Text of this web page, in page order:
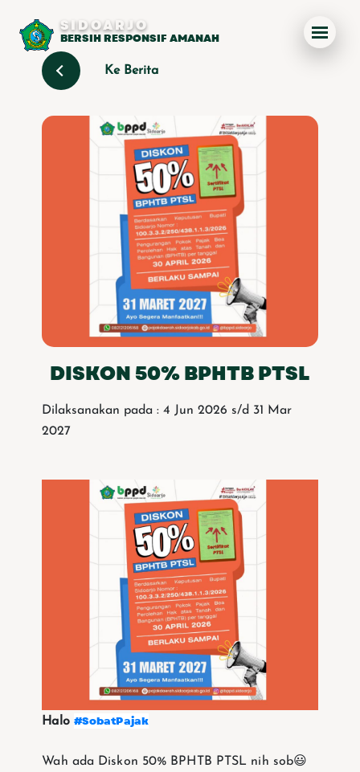
SIDOARJO
BERSIH RESPONSIF AMANAH
Ke Berita
DISKON 50% BPHTB PTSL
Dilaksanakan pada : 4 Jun 2026 s/d 31 Mar
2027
Halo #SobatPajak
Wah ada Diskon 50% BPHTB PTSL nih sob😃